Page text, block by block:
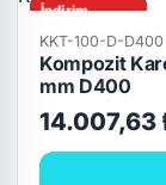
İndirim
D400
Hızlı Teslimat
KKT-100-D-D400
Kompozit
mm D400
14.007,63